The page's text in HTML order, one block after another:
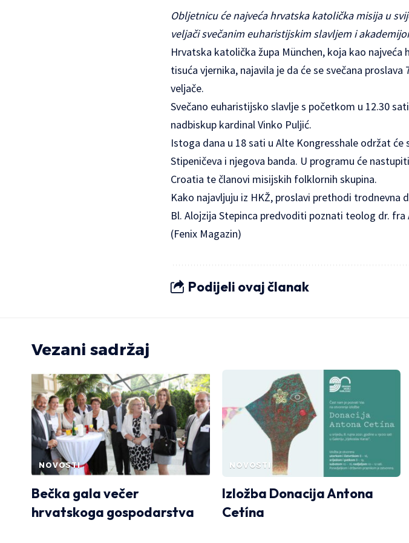
Obljetnicu će najveća hrvatska katolička misija u
veljači svečanim euharistijskim slavljem i
Hrvatska katolička župa München, koja kao
tisuća vjernika, najavila je da će se svečana
veljače.
Svečano euharistijsko slavlje s početkom u 12.30
nadbiskup kardinal Vinko Puljić.
Istoga dana u 18 sati u Alte Kongresshale održat
Stipeničeva i njegova banda. U programu će
Croatia te članovi misijskih folklornih skupina.
Kako najavljuju iz HKŽ, proslavi prethodi trodnevna
Bl. Alojzija Stepinca predvoditi poznati teolog dr. fra
(Fenix Magazin)
Podijeli ovaj članak
Vezani sadržaj
NOVOSTI
Bečka gala večer
hrvatskoga gospodarstva
NOVOSTI
Izložba Donacija Antona
Cetína